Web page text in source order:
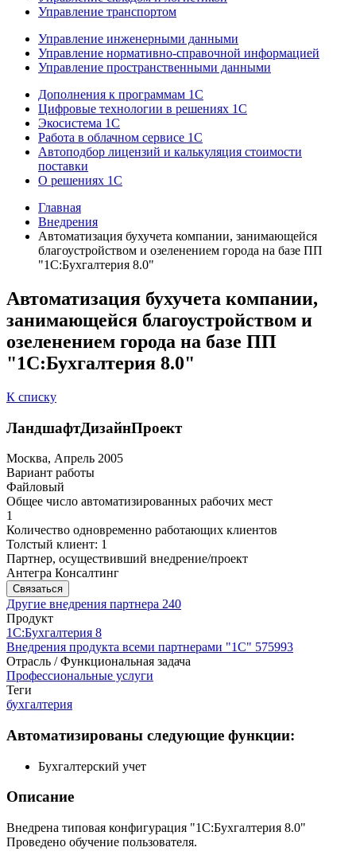
Управление транспортом
Управление инженерными данными
Управление нормативно-справочной информацией
Управление пространственными данными
Дополнения к программам 1С
Цифровые технологии в решениях 1С
Экосистема 1С
Работа в облачном сервисе 1С
Автоподбор лицензий и калькуляция стоимости
поставки
О решениях 1С
Главная
Внедрения
Автоматизация бухучета компании, занимающейся
благоустройством и озеленением города на базе ПП
"1С:Бухгалтерия 8.0"
Автоматизация бухучета компании,
занимающейся благоустройством и
озеленением города на базе ПП
"1С:Бухгалтерия 8.0"
К списку
ЛандшафтДизайнПроект
Москва, Апрель 2005
Вариант работы
Файловый
Общее число автоматизированных рабочих мест
1
Количество одновременно работающих клиентов
Толстый клиент: 1
Партнер, осуществивший внедрение/проект
Антегра Консалтинг
Связаться
Другие внедрения партнера 240
Продукт
1С:Бухгалтерия 8
Внедрения продукта всеми партнерами "1С" 575993
Отрасль / Функциональная задача
Профессиональные услуги
Теги
бухгалтерия
Автоматизированы следующие функции:
Бухгалтерский учет
Описание
Внедрена типовая конфигурация "1С:Бухгалтерия 8.0"
Проведено обучение пользователя.